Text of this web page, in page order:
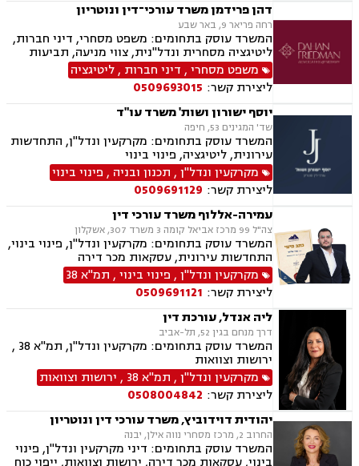
דהן פרידמן משרד עורכי־דין ונוטריון
רחה פריאר 9, באר שבע
המשרד עוסק בתחומים: משפט מסחרי, דיני חברות,
ליטיגציה מסחרית ונדל"נית, צווי מניעה, תביעות
מקרקעין, דיני חוזים, ייפוי כוח מתמשך, ירושות
וצוואות, מסחר בינלאומי, משפט אזרחי, סכסוכי
שכנים, דיני עבודה, הסכמי ממון, מיסוי עירוני, מיסוי
נדל"ן, ארנונה, היטל פיתוח, היטל השבחה, נוטריון.
משפט מסחרי, דיני חברות ,ליטיגציה
ליצירת קשר: 0509693015
יוסף ישורון ושות' משרד עו"ד
שד' המגינים 53, חיפה
המשרד עוסק בתחומים: מקרקעין ונדל"ן, התחדשות
עירונית, ליטיגציה, פינוי בינוי
מקרקעין ונדל"ן, תכנון ובניה , פינוי בינוי
ליצירת קשר: 0509691129
עמירה-אללוף משרד עורכי דין
צה"ל 99 מרכז אביאל קומה 3 משרד 307, אשקלון
המשרד עוסק בתחומים: מקרקעין ונדל"ן, פינוי בינוי,
התחדשות עירונית, עסקאות מכר דירה
מקרקעין ונדל"ן, פינוי בינוי, תמ"א 38
ליצירת קשר: 0509691121
ליה אנדל, עורכת דין
דרך מנחם בגין 52, תל-אביב
המשרד עוסק בתחומים: מקרקעין ונדל"ן, תמ"א 38 ,
ירושות וצוואות
מקרקעין ונדל"ן, תמ"א 38 , ירושות וצוואות
ליצירת קשר: 0508004842
יהודית דוידוביץ, משרד עורכי דין ונוטריון
החרוב 2, מרכז מסחרי נווה אילן, יבנה
המשרד עוסק בתחומים: דיני מקרקעין ונדל"ן, פינוי
בינוי, עסקאות מכר דירה, ירושות וצוואות, ייפוי כוח